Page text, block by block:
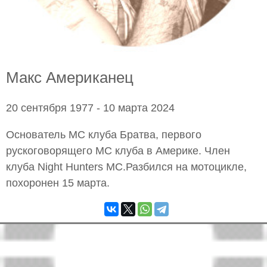
Макс Американец
20 сентября 1977 - 10 марта 2024
Основатель МС клуба Братва, первого
рускоговорящего МС клуба в Америке. Член
клуба Night Hunters MC.Разбился на мотоцикле,
похоронен 15 марта.